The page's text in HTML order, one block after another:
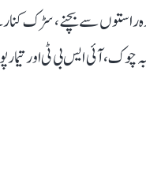
سے بچنے، سڑک
آئی ایس بی ٹی اور